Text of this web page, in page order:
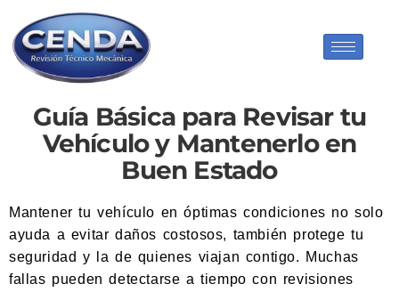
Guía Básica para Revisar tu
Vehículo y Mantenerlo en
Buen Estado
Mantener tu vehículo en óptimas condiciones no solo
ayuda a evitar daños costosos, también protege tu
seguridad y la de quienes viajan contigo. Muchas
fallas pueden detectarse a tiempo con revisiones